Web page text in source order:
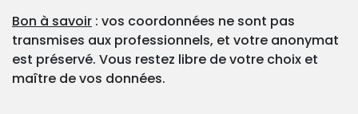
Bon à savoir : vos coordonnées ne sont pas
transmises aux professionnels, et votre anonymat
est préservé. Vous restez libre de votre choix et
maître de vos données.